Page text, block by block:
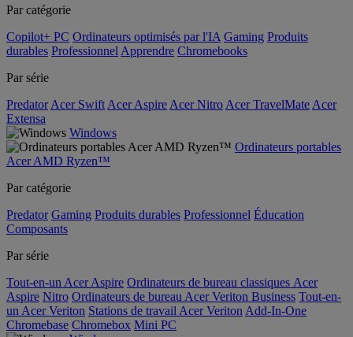
Par catégorie
Copilot+ PC Ordinateurs optimisés par l'IA Gaming Produits
durables Professionnel Apprendre Chromebooks
Par série
Predator Acer Swift Acer Aspire Acer Nitro Acer TravelMate Acer
Extensa
Windows
Ordinateurs portables
Acer AMD Ryzen™
Par catégorie
Predator Gaming Produits durables Professionnel Éducation
Composants
Par série
Tout-en-un Acer Aspire Ordinateurs de bureau classiques Acer
Aspire Nitro Ordinateurs de bureau Acer Veriton Business Tout-en-
un Acer Veriton Stations de travail Acer Veriton Add-In-One
Chromebase Chromebox Mini PC